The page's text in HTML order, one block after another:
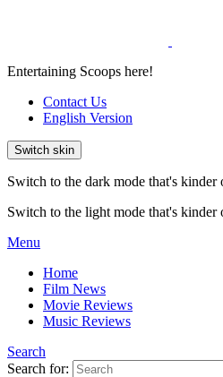
Entertaining Scoops here!
Contact Us
English Version
Switch skin
Switch to the dark mode that's kinder
Switch to the light mode that's kinder
Menu
Home
Film News
Movie Reviews
Music Reviews
Search
Search for: